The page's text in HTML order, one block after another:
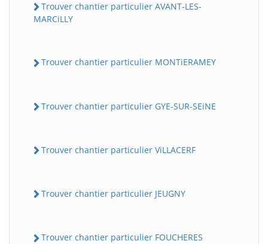
Trouver chantier particulier AVANT-LES-
MARCiLLY
Trouver chantier particulier MONTiERAMEY
Trouver chantier particulier GYE-SUR-SEiNE
Trouver chantier particulier ViLLACERF
Trouver chantier particulier JEUGNY
Trouver chantier particulier FOUCHERES